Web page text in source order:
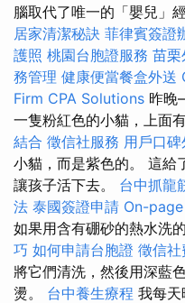
腦取代了唯一的「嬰兒」
居家清潔秘訣 菲律賓簽證
護照 桃園台胞證服務 苗栗
務管理 健康便當餐盒外送
Firm CPA Solutions 昨
一隻粉紅色的小貓，上面
結合 徵信社服務 用戶口
小貓，而是紫色的。 這給
讓孩子活下去。 台中抓龍
法 泰國簽證申請 On-
如果用含有硼砂的熱水洗
巧 如何申請台胞證 徵信
將它們清洗，然後​​用深藍
燙。 台中養生療程 我每天